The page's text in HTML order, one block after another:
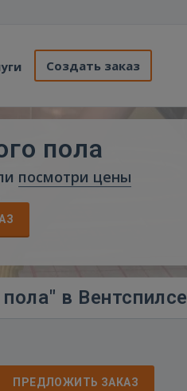
Создать заказ
пола
посмотри цены
в Вентспилсе
ПРЕДЛОЖИТЬ ЗАКАЗ